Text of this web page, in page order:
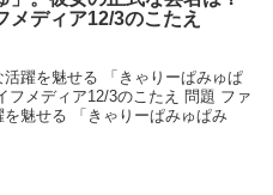
メディア12/3のこたえ
躍を魅せる 「きゃりーぱみゅぱ
フメディア12/3のこたえ 問題 ファ
魅せる 「きゃりーぱみゅぱみ